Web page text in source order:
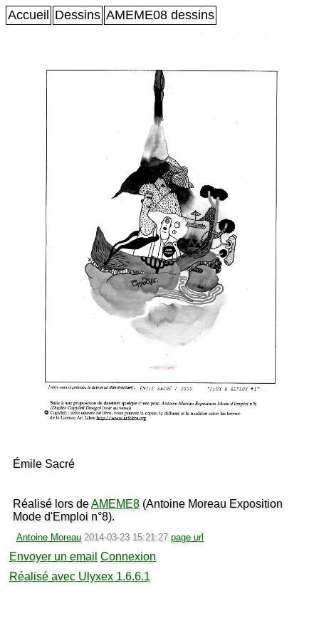
Accueil Dessins AMEME08 dessins
Émile Sacré
Réalisé lors deAMEME8(Antoine Moreau Exposition
Mode d'Emploi n°8).
Antoine Moreau 2014-03-23 15:21:27 page url
Envoyer un email Connexion
Réalisé avec Ulyxex 1.6.6.1